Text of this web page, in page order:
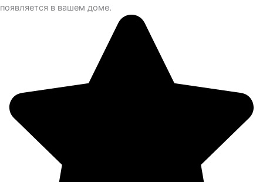
появляется в вашем доме.